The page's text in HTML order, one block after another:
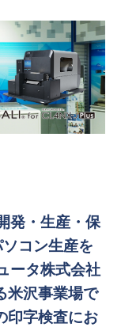
発・生産・保
コン生産を
ータ株式会社
米沢事業場で
印字検査にお